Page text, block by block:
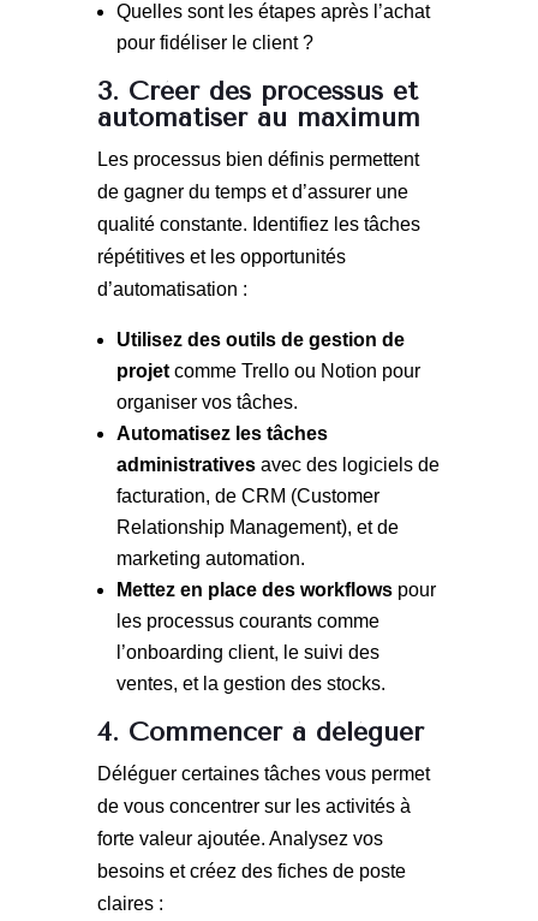
Quelles sont les étapes après l’achat
pour fidéliser le client ?
3. Créer des processus et
automatiser au maximum
Les processus bien définis permettent
de gagner du temps et d’assurer une
qualité constante. Identifiez les tâches
répétitives et les opportunités
d’automatisation :
Utilisez des outils de gestion de
projetcomme Trello ou Notion pour
organiser vos tâches.
Automatisez les tâches
administrativesavec des logiciels de
facturation, de CRM (Customer
Relationship Management), et de
marketing automation.
Mettez en place des workflowspour
les processus courants comme
l’onboarding client, le suivi des
ventes, et la gestion des stocks.
4. Commencer à déléguer
Déléguer certaines tâches vous permet
de vous concentrer sur les activités à
forte valeur ajoutée. Analysez vos
besoins et créez des fiches de poste
claires :